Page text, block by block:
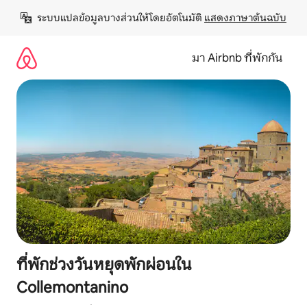
เนื้อหา
ระบบแปลข้อมูลบางส่วนให้โดยอัตโนมัติ แสดงภาษาต้นฉบับ
มา Airbnb ที่พักกัน
ที่พักช่วงวันหยุดพักผ่อนใน
Collemontanino